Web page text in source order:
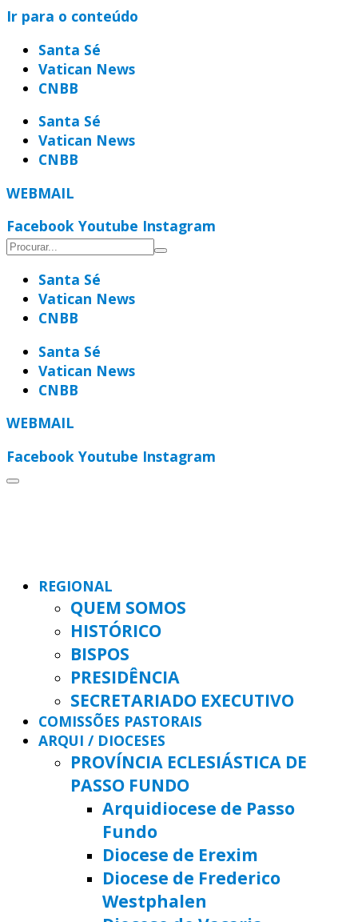
Ir para o conteúdo
Santa Sé
Vatican News
CNBB
Santa Sé
Vatican News
CNBB
WEBMAIL
Facebook Youtube Instagram
Santa Sé
Vatican News
CNBB
Santa Sé
Vatican News
CNBB
WEBMAIL
Facebook Youtube Instagram
REGIONAL
QUEM SOMOS
HISTÓRICO
BISPOS
PRESIDÊNCIA
SECRETARIADO EXECUTIVO
COMISSÕES PASTORAIS
ARQUI / DIOCESES
PROVÍNCIA ECLESIÁSTICA DE
PASSO FUNDO
Arquidiocese de Passo
Fundo
Diocese de Erexim
Diocese de Frederico
Westphalen